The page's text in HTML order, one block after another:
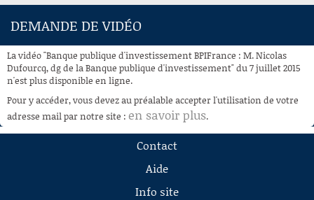
ACCUEIL
À LA DEMANDE
RECHERCHE
AIDE À LA DÉCOUPE
DE VIDÉOS
DEMANDE DE VIDÉO
La vidéo "Banque publique d'investissement BPIFrance : M. Nicolas
Dufourcq, dg de la Banque publique d'investissement" du 7 juillet 2015
n'est plus disponible en ligne.
Pour y accéder, vous devez au préalable accepter l'utilisation de votre
adresse mail par notre site : en savoir plus.
Contact
Aide
Info site